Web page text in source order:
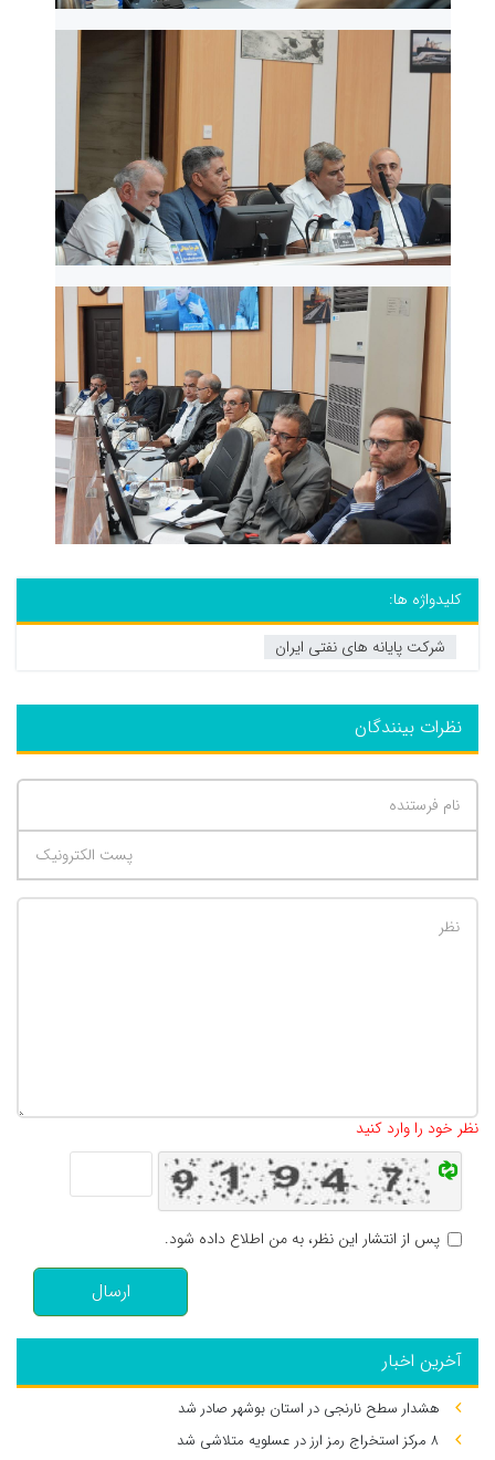
کلیدواژه ها:
شرکت پایانه های نفتی ایران
نظرات بینندگان
نظر خود را وارد کنید
پس از انتشار این نظر، به من اطلاع داده شود.
ارسال
آخرین اخبار
هشدار سطح نارنجی در استان بوشهر صادر شد
۸ مرکز استخراج رمز ارز در عسلویه متلاشی شد